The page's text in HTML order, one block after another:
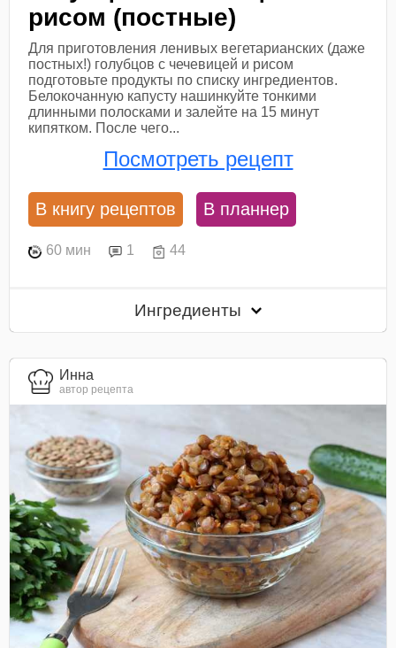
рисом (постные)
Для приготовления ленивых вегетарианских (даже
постных!) голубцов с чечевицей и рисом
подготовьте продукты по списку ингредиентов.
Белокочанную капусту нашинкуйте тонкими
длинными полосками и залейте на 15 минут
кипятком. После чего...
Посмотреть рецепт
В книгу рецептов В планнер
60 мин 1 44
Ингредиенты
Инна
автор рецепта